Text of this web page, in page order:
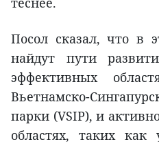
Посол сказал, что в
найдут пути
эффективных
Вьетнамско-
парки (VSIP), и
областях, таких как